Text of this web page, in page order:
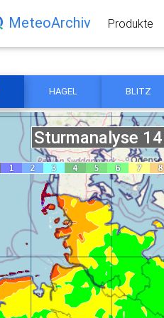
MeteoArchiv Produkte
HAGEL BLITZ